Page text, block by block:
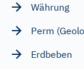
Währung
Perm
Erdbeben